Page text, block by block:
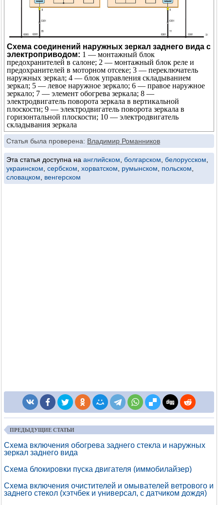
Схема соединений наружных зеркал заднего вида с
электроприводом: 1 — монтажный блок
предохранителей в салоне; 2 — монтажный блок реле и
предохранителей в моторном отсеке; 3 — переключатель
наружных зеркал; 4 — блок управления складыванием
зеркал; 5 — левое наружное зеркало; 6 — правое наружное
зеркало; 7 — элемент обогрева зеркала; 8 —
электродвигатель поворота зеркала в вертикальной
плоскости; 9 — электродвигатель поворота зеркала в
горизонтальной плоскости; 10 — электродвигатель
складывания зеркала
Статья была проверена: Владимир Романников
Эта статья доступна на английском болгарском белорусском
украинском сербском хорватском румынском польском
словацком
венгерском
ПРЕДЫДУЩИЕ СТАТЬИ
Схема включения обогрева заднего стекла и наружных
зеркал заднего вида
Схема блокировки пуска двигателя (иммобилайзер)
Схема включения очистителей и омывателей ветрового и
заднего стекол (хэтчбек и универсал, с датчиком дождя)